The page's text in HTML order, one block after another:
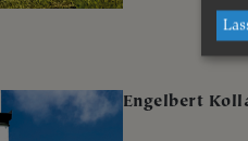
Engelbert